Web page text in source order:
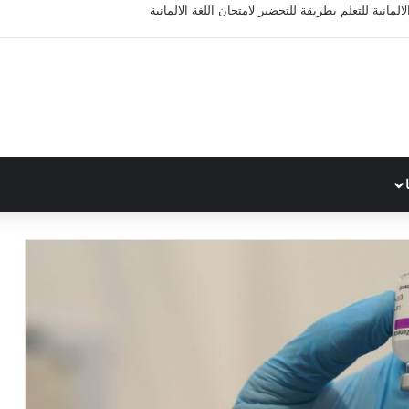
للتعلم بطريقة للتحضير لامتحان اللغة الالمانية